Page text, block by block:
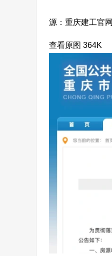
源：重庆建工官网
查看原图 364K